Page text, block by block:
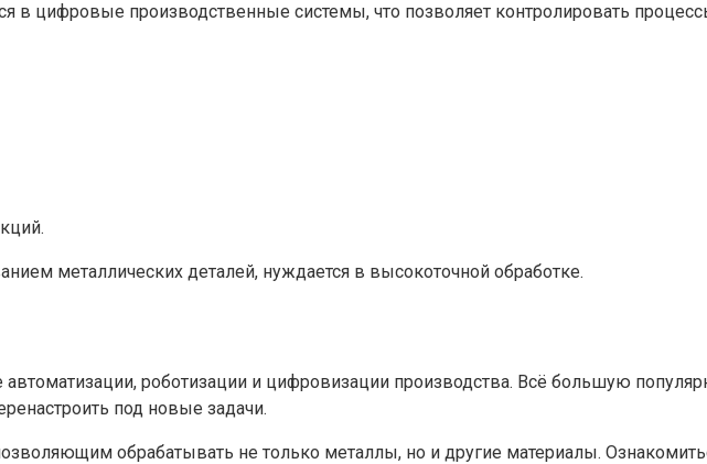
в цифровые производственные системы, что позволяет контролировать
металлических деталей, нуждается в высокоточной обработке.
роботизации и цифровизации производства. Всё большую
под новые задачи.
обрабатывать не только металлы, но и другие материалы.